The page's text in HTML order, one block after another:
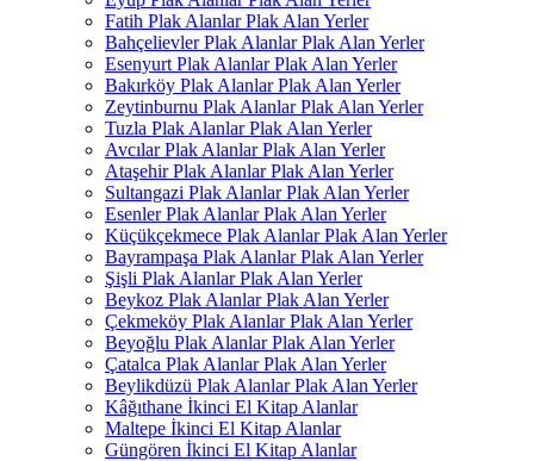
Fatih Plak Alanlar Plak Alan Yerler
Bahçelievler Plak Alanlar Plak Alan Yerler
Esenyurt Plak Alanlar Plak Alan Yerler
Bakırköy Plak Alanlar Plak Alan Yerler
Zeytinburnu Plak Alanlar Plak Alan Yerler
Tuzla Plak Alanlar Plak Alan Yerler
Avcılar Plak Alanlar Plak Alan Yerler
Ataşehir Plak Alanlar Plak Alan Yerler
Sultangazi Plak Alanlar Plak Alan Yerler
Esenler Plak Alanlar Plak Alan Yerler
Küçükçekmece Plak Alanlar Plak Alan Yerler
Bayrampaşa Plak Alanlar Plak Alan Yerler
Şişli Plak Alanlar Plak Alan Yerler
Beykoz Plak Alanlar Plak Alan Yerler
Çekmeköy Plak Alanlar Plak Alan Yerler
Beyoğlu Plak Alanlar Plak Alan Yerler
Çatalca Plak Alanlar Plak Alan Yerler
Beylikdüzü Plak Alanlar Plak Alan Yerler
Kâğıthane İkinci El Kitap Alanlar
Maltepe İkinci El Kitap Alanlar
Güngören İkinci El Kitap Alanlar